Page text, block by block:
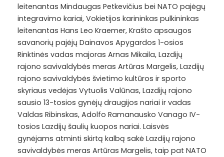
leitenantas Mindaugas Petkevičius bei NATO pajėgų
integravimo kariai, Vokietijos karininkas pulkininkas
leitenantas Hans Leo Kraemer, Krašto apsaugos
savanorių pajėjų Dainavos Apygardos 1-osios
Rinktinės vadas majoras Arnas Mikaila, Lazdijų
rajono savivaldybės meras Artūras Margelis, Lazdijų
rajono savivaldybės švietimo kultūros ir sporto
skyriaus vedėjas Vytuolis Valūnas, Lazdijų rajono
sausio 13-tosios gynėjų draugijos nariai ir vadas
Valdas Ribinskas, Adolfo Ramanausko Vanago IV-
tosios Lazdijų šaulių kuopos nariai. Laisvės
gynėjams atminti skirtą kalbą sakė Lazdijų rajono
savivaldybės meras Artūras Margelis, taip pat NATO